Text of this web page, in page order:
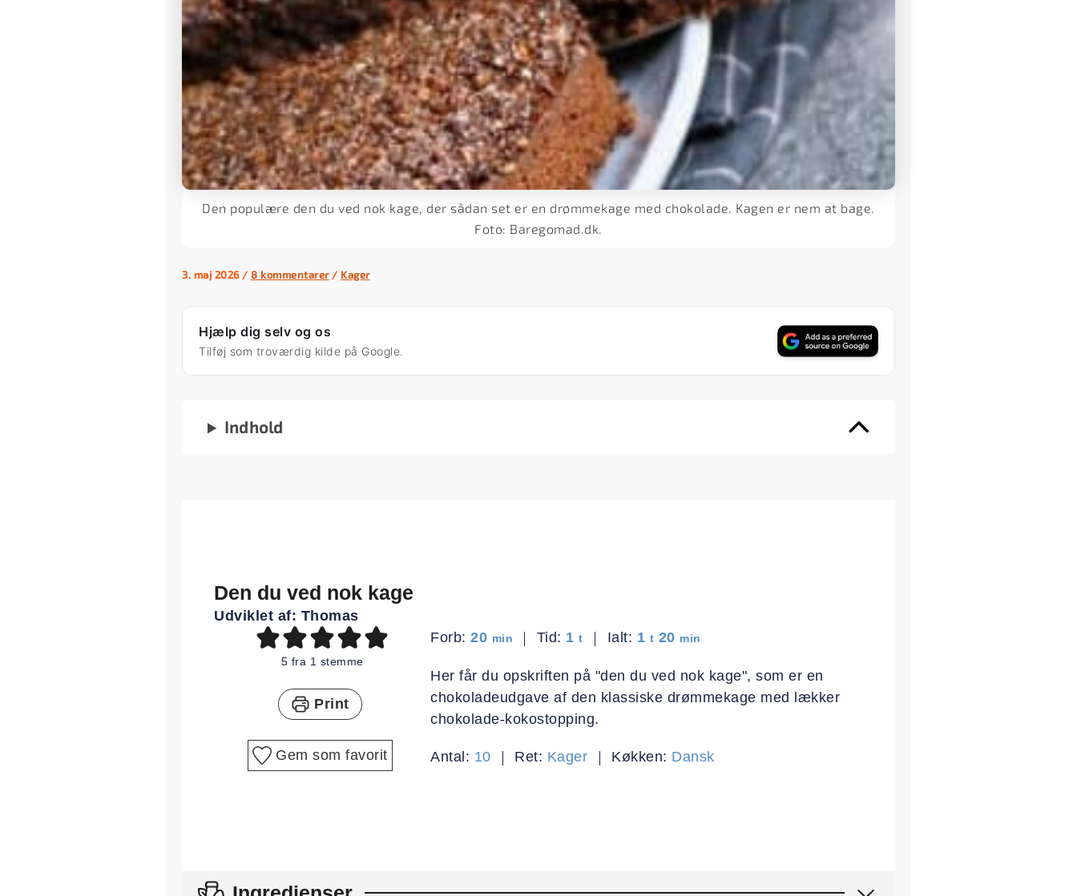
Den populære den du ved nok kage, der sådan set er en drømmekage med chokolade. Kagen er nem at bage.
Foto: Baregomad.dk.
3. maj 2026/ 8 kommentarer / Kager
Hjælp dig selv og os
Tilføj som troværdig kilde på Google.
Indhold
Den du ved nok kage
Udviklet af: Thomas
5 fra 1 stemme
Print
Gem som favorit
Forb:20minutter
min Tid: 1time
t Ialt: 1time
t 20minutter
min
Her får du opskriften på "den du ved nok kage", som er en
chokoladeudgave af den klassiske drømmekage med lækker
chokolade-kokostopping.
Antal: 10 Ret: Kager Køkken: Dansk